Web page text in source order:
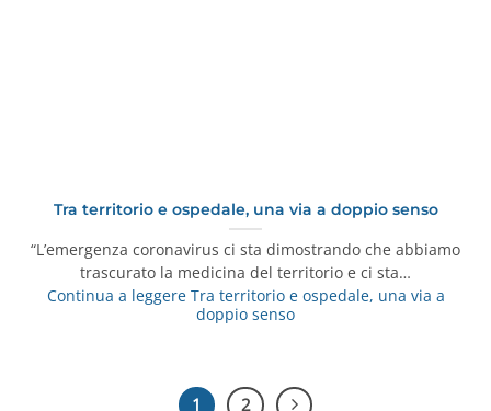
Tra territorio e ospedale, una via a doppio senso
“L’emergenza coronavirus ci sta dimostrando che abbiamo
trascurato la medicina del territorio e ci sta…
Continua a leggereTra territorio e ospedale, una via a
doppio senso
1 2